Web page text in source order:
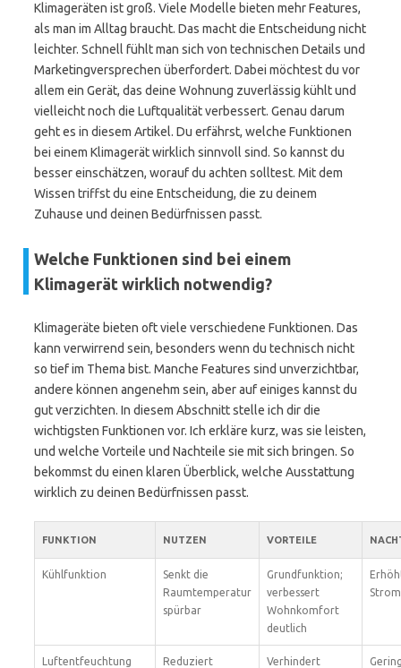
Klimageräten ist groß. Viele Modelle bieten mehr Features,
als man im Alltag braucht. Das macht die Entscheidung nicht
leichter. Schnell fühlt man sich von technischen Details und
Marketingversprechen überfordert. Dabei möchtest du vor
allem ein Gerät, das deine Wohnung zuverlässig kühlt und
vielleicht noch die Luftqualität verbessert. Genau darum
geht es in diesem Artikel. Du erfährst, welche Funktionen
bei einem Klimagerät wirklich sinnvoll sind. So kannst du
besser einschätzen, worauf du achten solltest. Mit dem
Wissen triffst du eine Entscheidung, die zu deinem
Zuhause und deinen Bedürfnissen passt.
Welche Funktionen sind bei einem
Klimagerät wirklich notwendig?
Klimageräte bieten oft viele verschiedene Funktionen. Das
kann verwirrend sein, besonders wenn du technisch nicht
so tief im Thema bist. Manche Features sind unverzichtbar,
andere können angenehm sein, aber auf einiges kannst du
gut verzichten. In diesem Abschnitt stelle ich dir die
wichtigsten Funktionen vor. Ich erkläre kurz, was sie leisten,
und welche Vorteile und Nachteile sie mit sich bringen. So
bekommst du einen klaren Überblick, welche Ausstattung
wirklich zu deinen Bedürfnissen passt.
FUNKTION NUTZEN VORTEILE
Kühlfunktion
Senkt die
Raumtemperatur
spürbar
Grundfunktion;
verbessert
Wohnkomfort
deutlich
Luftentfeuchtung
Reduziert
Verhindert